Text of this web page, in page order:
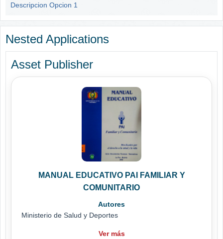
Descripcion Opcion 1
Nested Applications
Asset Publisher
MANUAL EDUCATIVO PAI FAMILIAR Y
COMUNITARIO
Autores
Ministerio de Salud y Deportes
Ver más